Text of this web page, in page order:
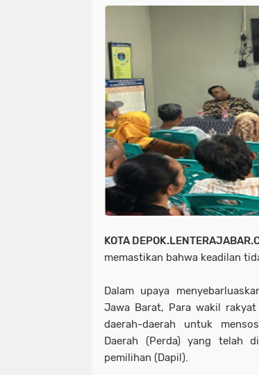
KOTA
memastikan bahwa keadilan
Dalam upaya
Jawa Barat, Para wakil
daerah-daerah untuk
Daerah (Perda) yang telah
pemilihan (Dapil).